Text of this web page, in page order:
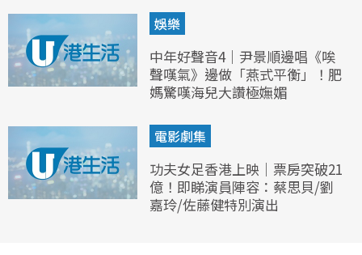
娛樂
中年好聲音4｜尹景順邊唱《唉
聲嘆氣》邊做「燕式平衡」！肥
媽驚嘆海兒大讚極嫵媚
電影劇集
功夫女足香港上映｜票房突破21
億！即睇演員陣容：蔡思貝/劉
嘉玲/佐藤健特別演出